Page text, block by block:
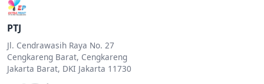
PTJ
Jl. Cendrawasih Raya No. 27
Cengkareng Barat, Cengkareng
Jakarta Barat, DKI Jakarta 11730